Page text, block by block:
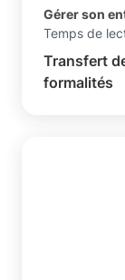
Gérer son
Temps de
Transfert
formalités